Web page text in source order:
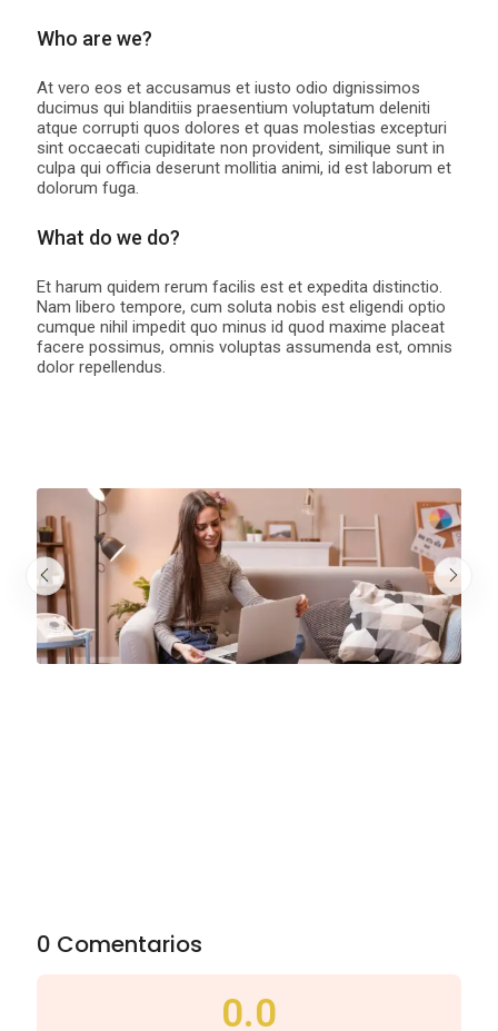
Who are we?
At vero eos et accusamus et iusto odio dignissimos
ducimus qui blanditiis praesentium voluptatum deleniti
atque corrupti quos dolores et quas molestias excepturi
sint occaecati cupiditate non provident, similique sunt in
culpa qui officia deserunt mollitia animi, id est laborum et
dolorum fuga.
What do we do?
Et harum quidem rerum facilis est et expedita distinctio.
Nam libero tempore, cum soluta nobis est eligendi optio
cumque nihil impedit quo minus id quod maxime placeat
facere possimus, omnis voluptas assumenda est, omnis
dolor repellendus.
0 Comentarios
0.0